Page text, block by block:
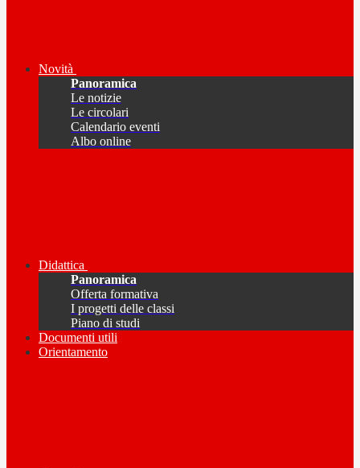
Novità
Panoramica
Le notizie
Le circolari
Calendario eventi
Albo online
Didattica
Panoramica
Offerta formativa
I progetti delle classi
Piano di studi
Documenti utili
Orientamento